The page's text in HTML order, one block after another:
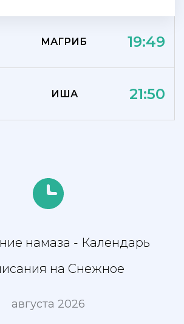
МАГРИБ 19:49
ИША 21:50
намаза - Календарь
на Снежное
августа 2026